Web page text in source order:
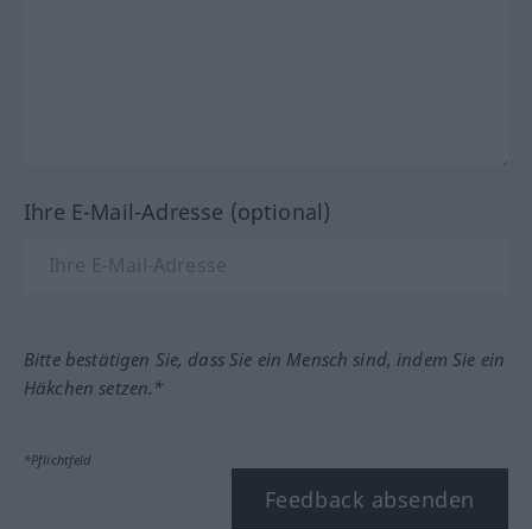
Ihre E-Mail-Adresse (optional)
Bitte bestätigen Sie, dass Sie ein Mensch sind, indem Sie ein
Häkchen setzen.*
*Pflichtfeld
Feedback absenden